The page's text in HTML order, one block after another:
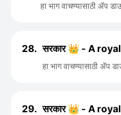
हा भाग वाचण्यासाठी ॲप
28. सरकार 👑 - A
हा भाग वाचण्यासाठी ॲप
29. सरकार 👑 - A